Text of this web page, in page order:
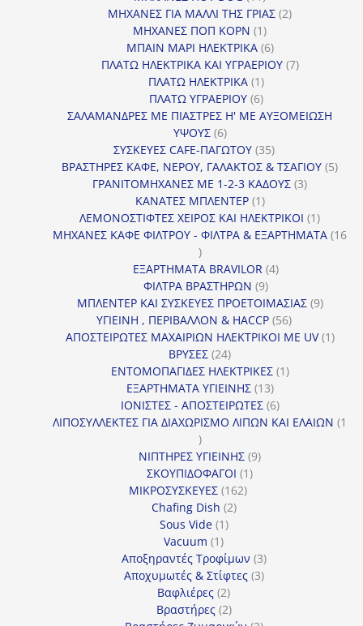
προϊόντα
ΜΗΧΑΝΕΣ ΓΙΑ ΜΑΛΛΙ ΤΗΣ ΓΡΙΑΣ 22
ΜΗΧΑΝΕΣ ΠΟΠ ΚΟΡΝ 11
προϊόν
ΜΠΑΙΝ ΜΑΡΙ ΗΛΕΚΤΡΙΚΑ 66
προϊόντα
ΠΛΑΤΩ ΗΛΕΚΤΡΙΚΑ ΚΑΙ ΥΓΡΑΕΡΙΟΥ 77
ΠΛΑΤΩ ΗΛΕΚΤΡΙΚΑ 11
προϊόν
ΠΛΑΤΩ ΥΓΡΑΕΡΙΟΥ 66
προϊόντα
ΣΑΛΑΜΑΝΔΡΕΣ ΜΕ ΠΙΑΣΤΡΕΣ Η' ΜΕ ΑΥΞΟΜΕΙΩΣΗ
ΥΨΟΥΣ 66
προϊόντα
ΣΥΣΚΕΥΕΣ CAFE-ΠΑΓΩΤΟΥ 3535
προϊόντα
ΒΡΑΣΤΗΡΕΣ ΚΑΦΕ, ΝΕΡΟΥ, ΓΑΛΑΚΤΟΣ & ΤΣΑΓΙΟΥ 55
ΓΡΑΝΙΤΟΜΗΧΑΝΕΣ ΜΕ 1-2-3 ΚΑΔΟΥΣ 33
ΚΑΝΑΤΕΣ ΜΠΛΕΝΤΕΡ 11
προϊόν
ΛΕΜΟΝΟΣΤΙΦΤΕΣ ΧΕΙΡΟΣ ΚΑΙ ΗΛΕΚΤΡΙΚΟΙ 11
προϊόν
ΜΗΧΑΝΕΣ ΚΑΦΕ ΦΙΛΤΡΟΥ - ΦΙΛΤΡΑ & ΕΞΑΡΤΗΜΑΤΑ 16
16
προϊόντα
ΕΞΑΡΤΗΜΑΤΑ BRAVILOR 44
ΦΙΛΤΡΑ ΒΡΑΣΤΗΡΩΝ 99
προϊόντα
ΜΠΛΕΝΤΕΡ ΚΑΙ ΣΥΣΚΕΥΕΣ ΠΡΟΕΤΟΙΜΑΣΙΑΣ 99
ΥΓΙΕΙΝΗ , ΠΕΡΙΒΑΛΛΟΝ & HACCP 5656
προϊόντα
ΑΠΟΣΤΕΙΡΩΤΕΣ ΜΑΧΑΙΡΙΩΝ ΗΛΕΚΤΡΙΚΟΙ ΜΕ UV 11
ΒΡΥΣΕΣ 2424
προϊόντα
ΕΝΤΟΜΟΠΑΓΙΔΕΣ ΗΛΕΚΤΡΙΚΕΣ 11
ΕΞΑΡΤΗΜΑΤΑ ΥΓΙΕΙΝΗΣ 1313
προϊόντα
ΙΟΝΙΣΤΕΣ - ΑΠΟΣΤΕΙΡΩΤΕΣ 66
προϊόντα
ΛΙΠΟΣΥΛΛΕΚΤΕΣ ΓΙΑ ΔΙΑΧΩΡΙΣΜΟ ΛΙΠΩΝ ΚΑΙ ΕΛΑΙΩΝ 1
1
προϊόν
ΝΙΠΤΗΡΕΣ ΥΓΙΕΙΝΗΣ 99
ΣΚΟΥΠΙΔΟΦΑΓΟΙ 11
ΜΙΚΡΟΣΥΣΚΕΥΕΣ 162162
Chafing Dish 22
Sous Vide 11
Vacuum 11
προϊόν
Αποξηραντές Τροφίμων 33
προϊόντα
Αποχυμωτές & Στίφτες 33
Βαφλιέρες 22
προϊόντα
Βραστήρες 22